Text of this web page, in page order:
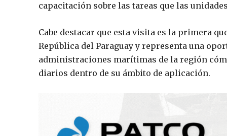
capacitación sobre las tareas que las
Cabe destacar que esta visita es la primera
República del Paraguay y representa una
administraciones marítimas de la región
diarios dentro de su ámbito de aplicación.